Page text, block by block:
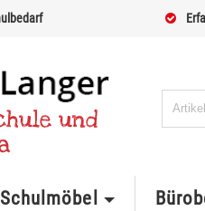
und
Schulmöbel